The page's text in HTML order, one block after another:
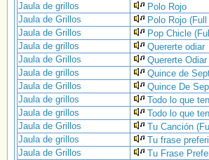
Jaula de grillos
Polo Rojo
Jaula de Grillos
Polo Rojo
Jaula de Grillos
Pop Chicle
Jaula de grillos
Quererte odiar
Jaula de Grillos
Quererte
Jaula de grillos
Quince de
Jaula de Grillos
Quince De
Jaula de grillos
Todo lo que
Jaula de grillos
Todo lo que
Jaula de Grillos
Tu Canción
Jaula de grillos
Tu frase
Jaula de Grillos
Tu Frase